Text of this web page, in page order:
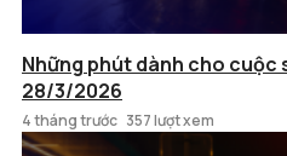
Những phút dành cho cuộc
28/3/2026
4 tháng trước 357 lượt xem